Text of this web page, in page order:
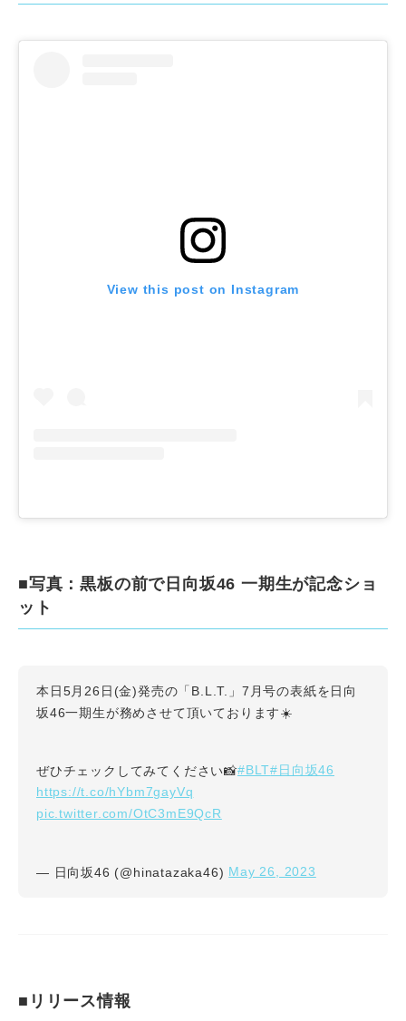
View this post on Instagram
■写真：黒板の前で日向坂46 一期生が記念ショ
ット
本日5月26日(金)発売の「B.L.T.」7月号の表紙を日向
坂46一期生が務めさせて頂いております☀️
ぜひチェックしてみてください📸#BLT#日向坂46
https://t.co/hYbm7gayVq
pic.twitter.com/OtC3mE9QcR
— 日向坂46 (@hinatazaka46) May 26, 2023
■リリース情報